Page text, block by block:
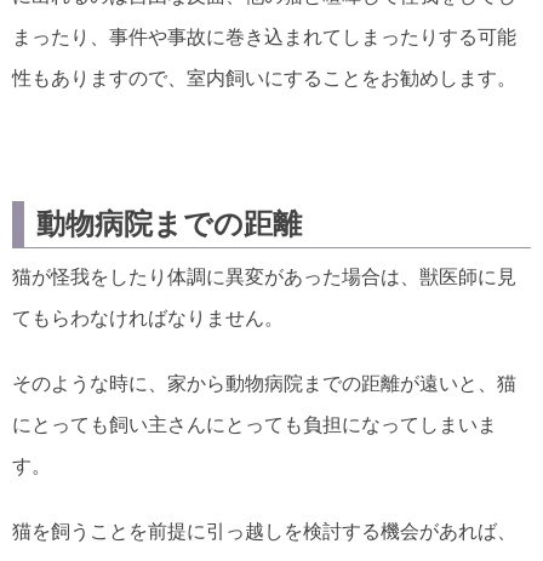
まったり、事件や事故に巻き込まれてしまったりする可能
性もありますので、室内飼いにすることをお勧めします。
動物病院までの距離
猫が怪我をしたり体調に異変があった場合は、獣医師に見
てもらわなければなりません。
そのような時に、家から動物病院までの距離が遠いと、猫
にとっても飼い主さんにとっても負担になってしまいま
す。
猫を飼うことを前提に引っ越しを検討する機会があれば、